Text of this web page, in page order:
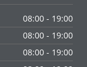
08:00 - 19:00
08:00 - 19:00
08:00 - 19:00